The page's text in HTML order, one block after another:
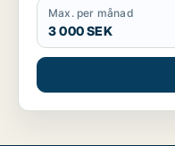
Max. per månad
3 000 SEK